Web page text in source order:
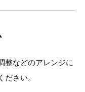
整などのアレンジに
さい。